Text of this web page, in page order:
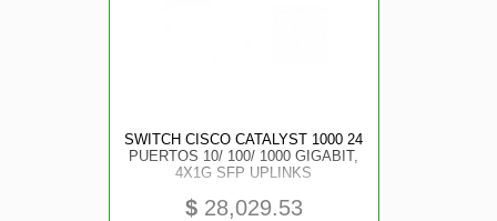
SWITCH CISCO CATALYST 1000 24
PUERTOS 10/ 100/ 1000 GIGABIT,
4X1G SFP UPLINKS
$ 28,029.53